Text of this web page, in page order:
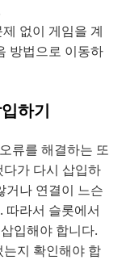
없이 게임을 계
방법으로 이동하
하기
류를 해결하는 또
가 다시 삽입하
거나 연결이 느슨
따라서 슬롯에서
입해야 합니다.
지 확인해야 합